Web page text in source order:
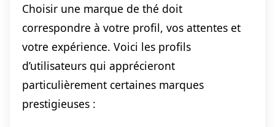
Choisir une marque de thé doit
correspondre à votre profil, vos attentes et
votre expérience. Voici les profils
d’utilisateurs qui apprécieront
particulièrement certaines marques
prestigieuses :